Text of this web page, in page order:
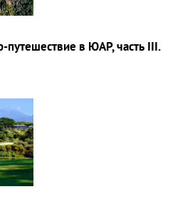
в ЮАР, часть III.